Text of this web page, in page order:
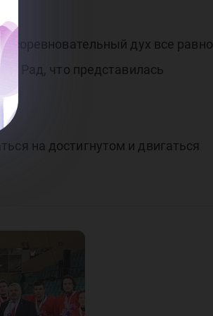
соревновательный дух все равно
Рад, что представилась
на достигнутом и двигаться